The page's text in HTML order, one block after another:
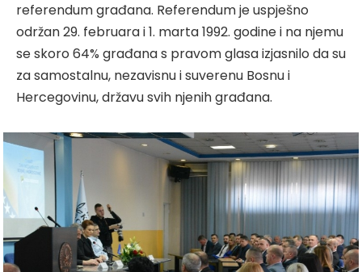
referendum građana. Referendum je uspješno
održan 29. februara i 1. marta 1992. godine i na njemu
se skoro 64% građana s pravom glasa izjasnilo da su
za samostalnu, nezavisnu i suverenu Bosnu i
Hercegovinu, državu svih njenih građana.